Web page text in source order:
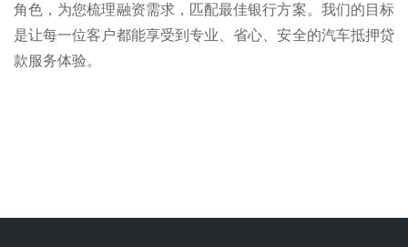
角色，为您梳理融资需求，匹配最佳银行方案。我们的目标
是让每一位客户都能享受到专业、省心、安全的汽车抵押贷
款服务体验。